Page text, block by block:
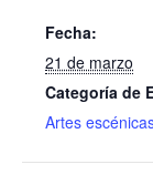
Fecha:
21 de marzo
Categoría de
Artes